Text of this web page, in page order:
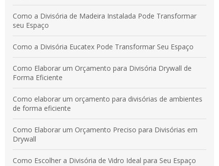
Divisórias em Laminado Estrutural: Benefícios para
Ambientes Comerciais e Corporativos
Como a Divisória de Madeira Instalada Pode Transformar
seu Espaço
Como a Divisória Eucatex Pode Transformar Seu Espaço
Como Elaborar um Orçamento para Divisória Drywall de
Forma Eficiente
Como elaborar um orçamento para divisórias de ambientes
de forma eficiente
Como Elaborar um Orçamento Preciso para Divisórias em
Drywall
Como Escolher a Divisória de Vidro Ideal para Seu Espaço